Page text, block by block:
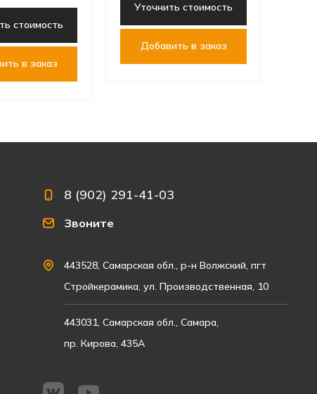
стоимость
в заказ
Уточнить стоимость
Добавить в заказ
8 (902) 291-41-03
Звоните
443528, Самарская обл., р-н Волжский, пгт
Стройкерамика, ул. Производственная, 10
443031, Самарская обл., Самара,
пр. Кирова, 435А